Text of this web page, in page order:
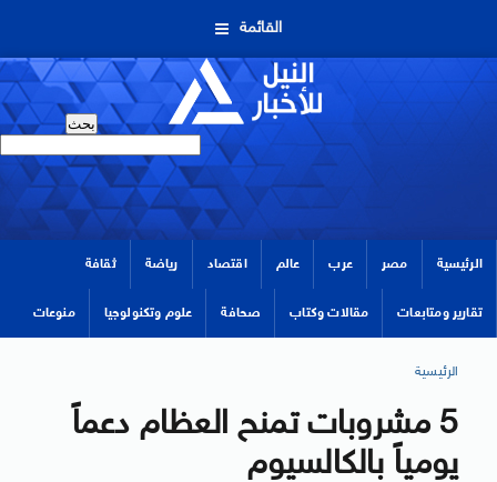
القائمة
الرئيسية مصر عرب عالم اقتصاد رياضة ثقافة
تقارير ومتابعات مقالات وكتاب صحافة علوم وتكنولوجيا منوعات
الرئيسية
5 مشروبات تمنح العظام دعماً
يومياً بالكالسيوم